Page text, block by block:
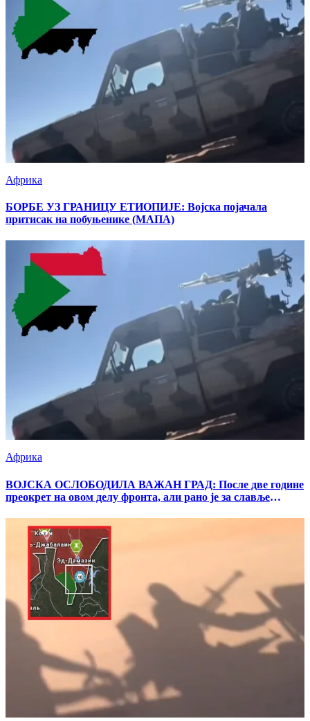
Африка
БОРБЕ УЗ ГРАНИЦУ ЕТИОПИЈЕ: Војска појачала
притисак на побуњенике (МАПА)
Африка
ВОЈСКА ОСЛОБОДИЛА ВАЖАН ГРАД: После две године
преокрет на овом делу фронта, али рано је за славље